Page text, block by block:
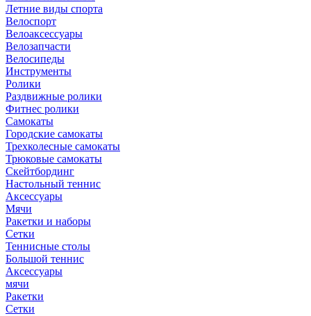
Летние виды спорта
Велоспорт
Велоаксессуары
Велозапчасти
Велосипеды
Инструменты
Ролики
Раздвижные ролики
Фитнес ролики
Самокаты
Городские самокаты
Трехколесные самокаты
Трюковые самокаты
Скейтбординг
Настольный теннис
Аксессуары
Мячи
Ракетки и наборы
Сетки
Теннисные столы
Большой теннис
Аксессуары
мячи
Ракетки
Сетки